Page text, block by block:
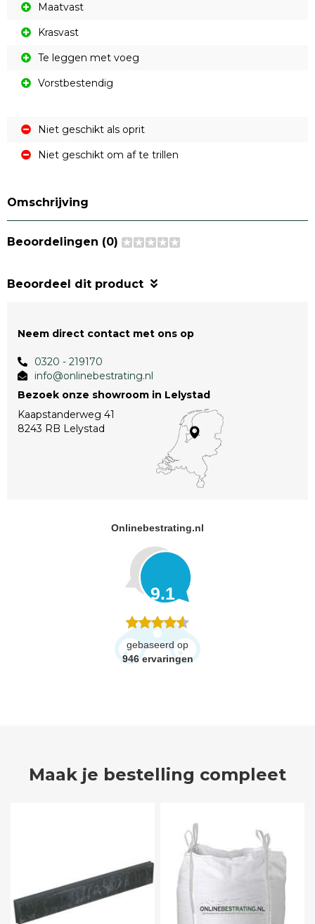
Maatvast
Krasvast
Te leggen met voeg
Vorstbestendig
Niet geschikt als oprit
Niet geschikt om af te trillen
Omschrijving
Beoordelingen (0)
Beoordeel dit product
Neem direct contact met ons op
0320 - 219170
info@onlinebestrating.nl
Bezoek onze showroom in Lelystad
Kaapstanderweg 41
8243 RB Lelystad
Onlinebestrating.nl
9.1
gebaseerd op
946 ervaringen
Maak je bestelling compleet